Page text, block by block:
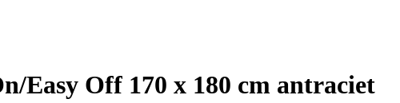
Easy Off 170 x 180 cm antraciet